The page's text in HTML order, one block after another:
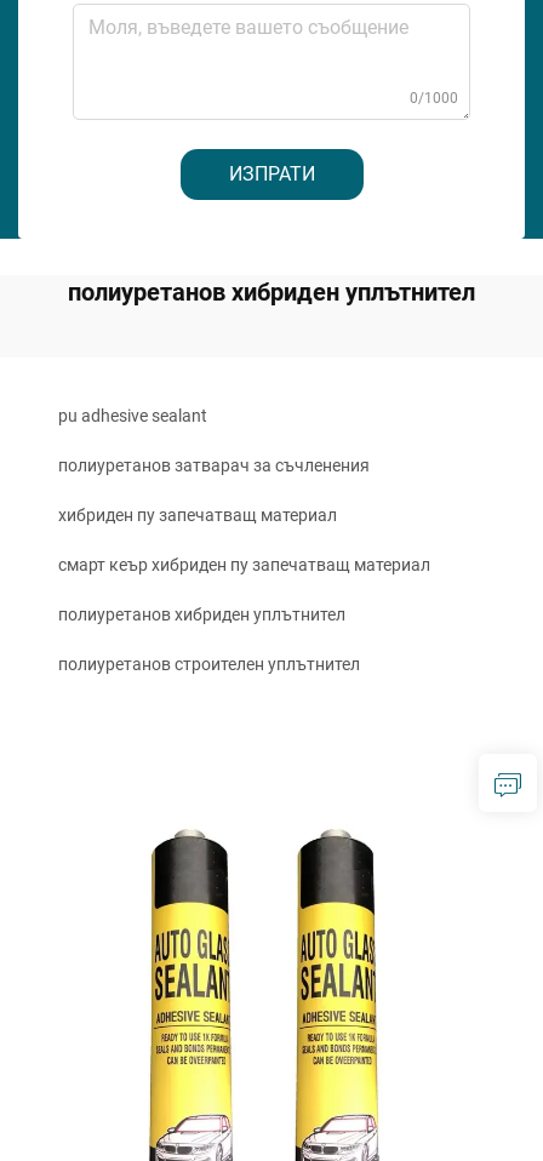
0/1000
ИЗПРАТИ
полиуретанов хибриден уплътнител
pu adhesive sealant
полиуретанов затварач за съчленения
хибриден пу запечатващ материал
смарт кеър хибриден пу запечатващ материал
полиуретанов хибриден уплътнител
полиуретанов строителен уплътнител